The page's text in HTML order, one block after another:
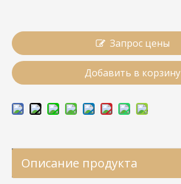
Запрос цены
Добавить в корзину
Описание продукта